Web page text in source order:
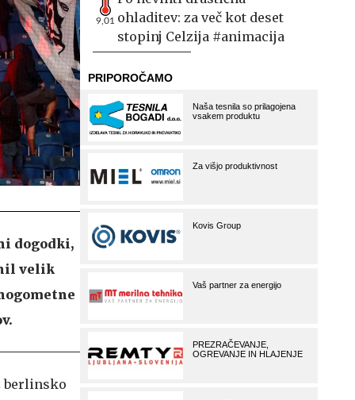
dogodki,
velik
berlinsko
9,01 ohladitev: za več kot deset
stopinj Celzija #animacija